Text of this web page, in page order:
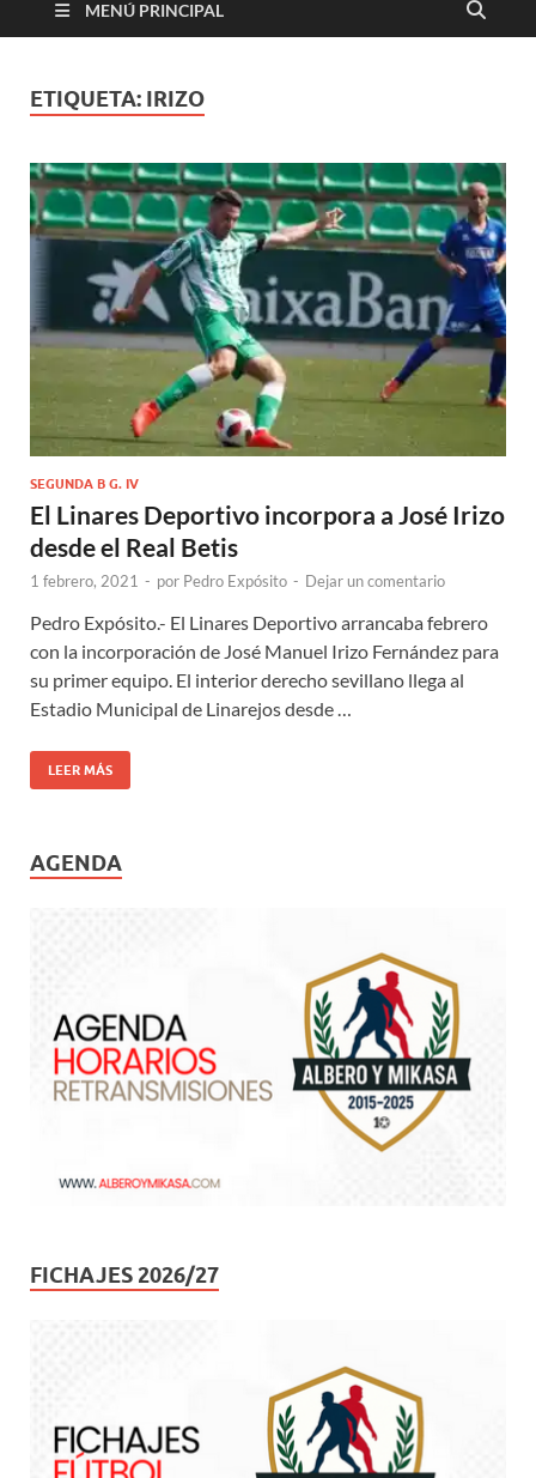
MENÚ PRINCIPAL
ETIQUETA: IRIZO
SEGUNDA B G. IV
El Linares Deportivo incorpora a José Irizo
desde el Real Betis
1 febrero, 2021 - por Pedro Expósito - Dejar un comentario
Pedro Expósito.- El Linares Deportivo arrancaba febrero
con la incorporación de José Manuel Irizo Fernández para
su primer equipo. El interior derecho sevillano llega al
Estadio Municipal de Linarejos desde …
LEER MÁS
AGENDA
FICHAJES 2026/27